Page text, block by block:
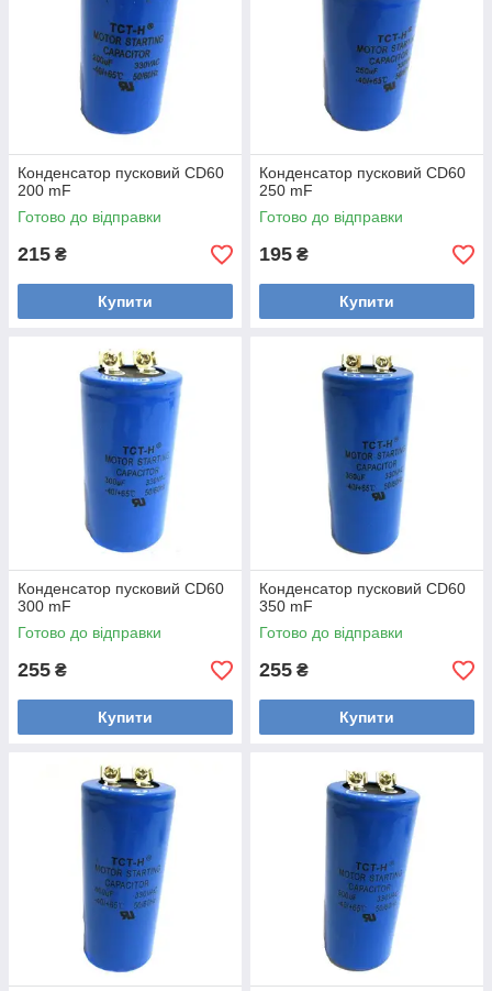
Конденсатор пусковий CD60
200 mF
Готово до відправки
215 ₴
Купити
Конденсатор пусковий CD60
250 mF
Готово до відправки
195 ₴
Купити
Конденсатор пусковий CD60
300 mF
Готово до відправки
255 ₴
Купити
Конденсатор пусковий CD60
350 mF
Готово до відправки
255 ₴
Купити